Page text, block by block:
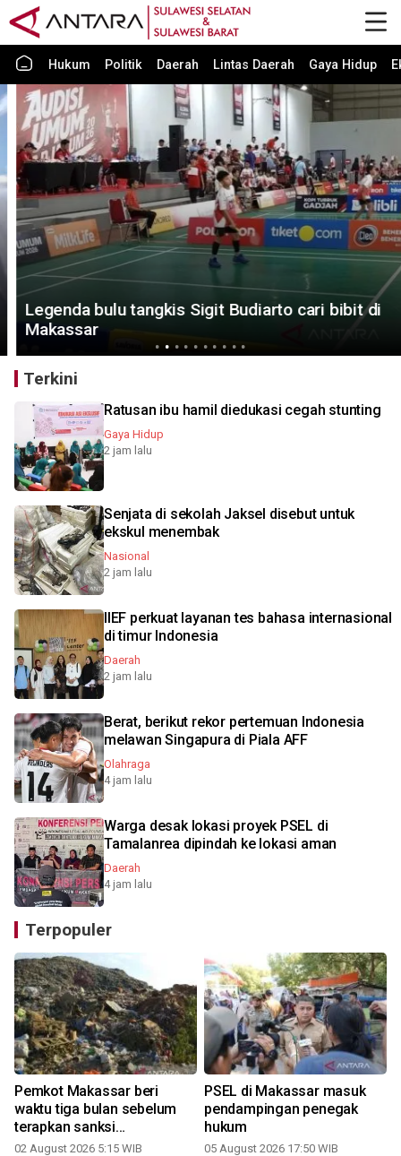
Hukum Politik Daerah Lintas Daerah Gaya Hidup
Legenda bulu tangkis Sigit Budiarto cari bibit di
Makassar
Terkini
Ratusan ibu hamil diedukasi cegah stunting
Gaya Hidup
2 jam lalu
Senjata di sekolah Jaksel disebut untuk
ekskul menembak
Nasional
2 jam lalu
IIEF perkuat layanan tes bahasa internasional
di timur Indonesia
Daerah
2 jam lalu
Berat, berikut rekor pertemuan Indonesia
melawan Singapura di Piala AFF
Olahraga
4 jam lalu
Warga desak lokasi proyek PSEL di
Tamalanrea dipindah ke lokasi aman
Daerah
4 jam lalu
Terpopuler
Pemkot Makassar beri
waktu tiga bulan sebelum
terapkan sanksi
persampahan
02 August 2026 5:15 WIB
PSEL di Makassar masuk
pendampingan penegak
hukum
05 August 2026 17:50 WIB